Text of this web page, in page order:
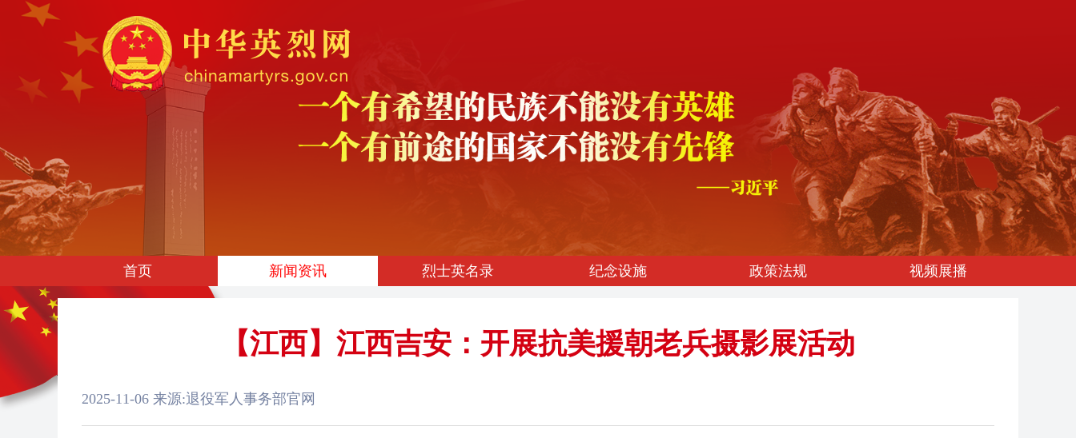
首页 新闻资讯 烈士英名录 纪念设施 政策法规 视频展播
【江西】江西吉安：开展抗美援朝老兵摄影展活动
2025-11-06 来源:退役军人事务部官网